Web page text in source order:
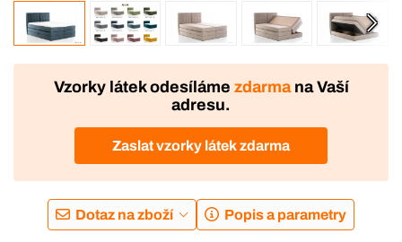
VÝROBA
DOPRAVA ZDARMA
Vzorky látek odesíláme zdarmana Vaší
adresu.
Zaslat vzorky látek zdarma
Dotaz na zboží Popis a parametry